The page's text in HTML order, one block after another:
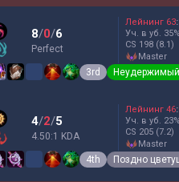
8/0/6
Perfect
Лейнинг 63:
Уч. в уб. 35%
CS 198 (8.1)
master
3rd Неудержимый
4/2/5
4.50:1 KDA
Лейнинг 46:
Уч. в уб. 23%
CS 205 (7.2)
master
4th Поздно